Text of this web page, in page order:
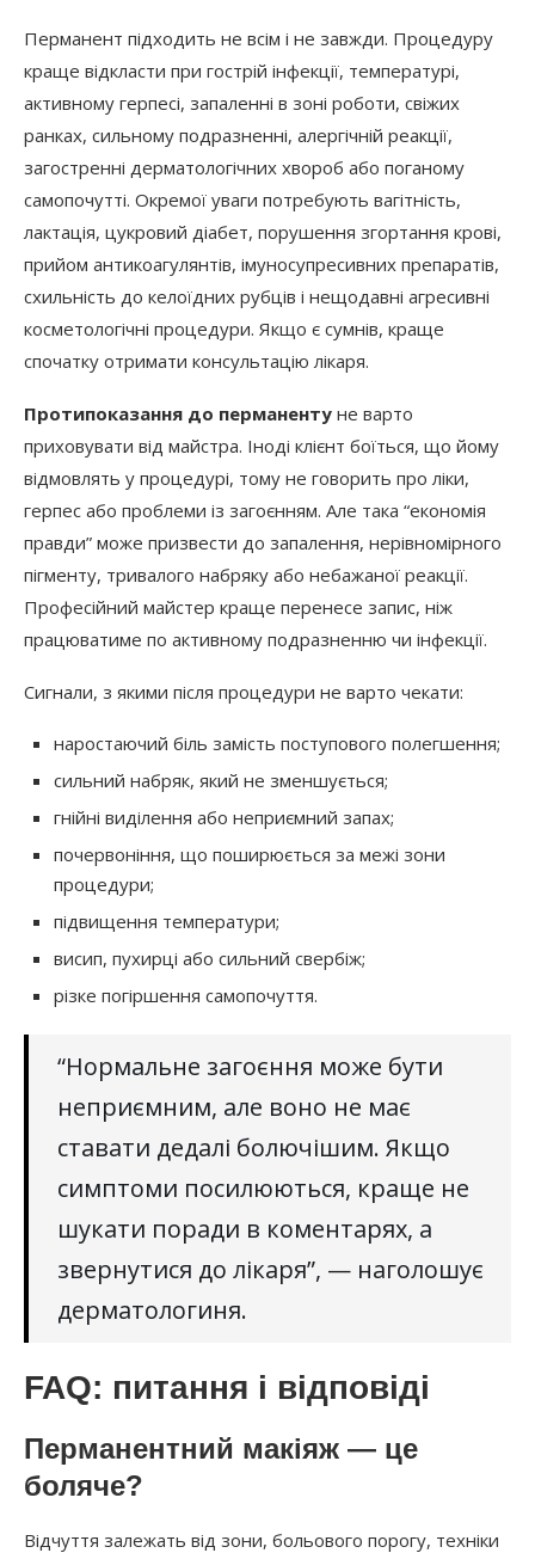
Перманент підходить не всім і не завжди. Процедуру
краще відкласти при гострій інфекції, температурі,
активному герпесі, запаленні в зоні роботи, свіжих
ранках, сильному подразненні, алергічній реакції,
загостренні дерматологічних хвороб або поганому
самопочутті. Окремої уваги потребують вагітність,
лактація, цукровий діабет, порушення згортання крові,
прийом антикоагулянтів, імуносупресивних препаратів,
схильність до келоїдних рубців і нещодавні агресивні
косметологічні процедури. Якщо є сумнів, краще
спочатку отримати консультацію лікаря.
Протипоказання до перманенту не варто
приховувати від майстра. Іноді клієнт боїться, що йому
відмовлять у процедурі, тому не говорить про ліки,
герпес або проблеми із загоєнням. Але така “економія
правди” може призвести до запалення, нерівномірного
пігменту, тривалого набряку або небажаної реакції.
Професійний майстер краще перенесе запис, ніж
працюватиме по активному подразненню чи інфекції.
Сигнали, з якими після процедури не варто чекати:
наростаючий біль замість поступового полегшення;
сильний набряк, який не зменшується;
гнійні виділення або неприємний запах;
почервоніння, що поширюється за межі зони
процедури;
підвищення температури;
висип, пухирці або сильний свербіж;
різке погіршення самопочуття.
“Нормальне загоєння може бути
неприємним, але воно не має
ставати дедалі болючішим. Якщо
симптоми посилюються, краще не
шукати поради в коментарях, а
звернутися до лікаря”, — наголошує
дерматологиня.
FAQ: питання і відповіді
Перманентний макіяж — це
боляче?
Відчуття залежать від зони, больового порогу, техніки